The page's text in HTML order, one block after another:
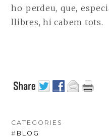
ho perdeu, que,
llibres, hi cabem tots.
CATEGORIES
# BLOG